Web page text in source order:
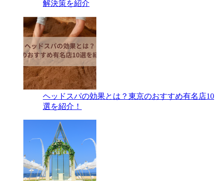
解決策を紹介
ヘッドスパの効果とは？東京のおすすめ有名店10
選を紹介！